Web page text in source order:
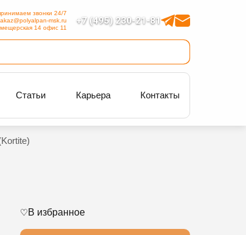
+7 (495) 230-21-81
звонки 24/7
msk.ru
14 офис 11
Статьи Карьера Контакты
В избранное